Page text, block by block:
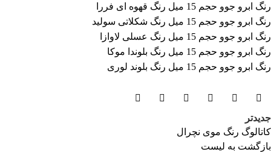
رنگ ابرو جوو حجم 15 میل رنگ قهوه ای فررا
رنگ ابرو جوو حجم 15 میل رنگ شکلاتی سولید
رنگ ابرو جوو حجم 15 میل رنگ عسلی لاوازا
رنگ ابرو جوو حجم 15 میل رنگ بلوندا موکا
رنگ ابرو جوو حجم 15 میل رنگ بلوند لوری
جدیدتر
کاتالوگ رنگ موی نچرال
بازگشت به لیست